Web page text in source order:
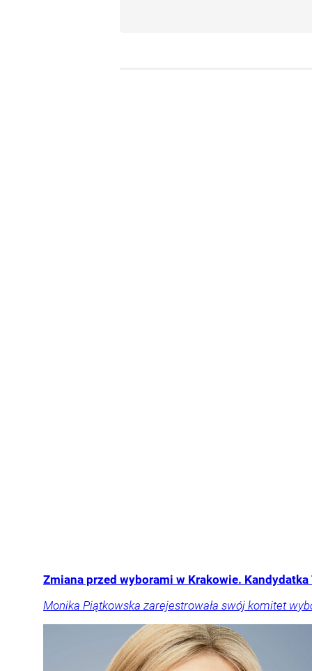
Zmiana przed wyborami w Krakowie.
Monika Piątkowska zarejestrowała swój komitet